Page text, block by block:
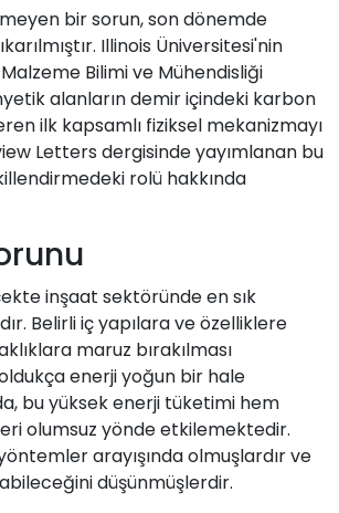
bir sorun, son dönemde
Illinois Üniversitesi'nin
Bilimi ve Mühendisliği
alanların demir içindeki karbon
ilk kapsamlı fiziksel mekanizmayı
Letters dergisinde yayımlanan bu
rolü hakkında
inşaat sektöründe en sık
Belirli iç yapılara ve özelliklere
maruz bırakılması
enerji yoğun bir hale
bu yüksek enerji tüketimi hem
olumsuz yönde etkilemektedir.
arayışında olmuşlardır ve
düşünmüşlerdir.